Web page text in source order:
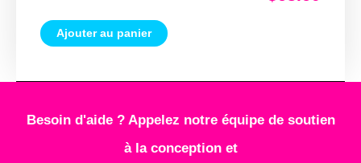
Ajouter au panier
Besoin d'aide ? Appelez notre équipe de soutien
à la conception et